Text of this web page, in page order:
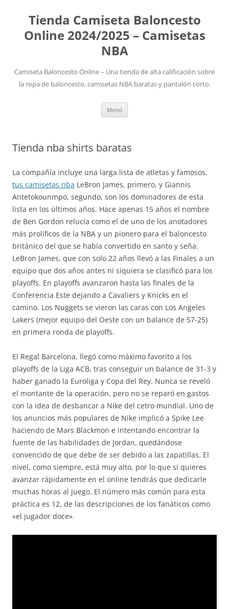
Tienda Camiseta Baloncesto
Online 2024/2025 – Camisetas
NBA
Camiseta Baloncesto Online – Una tienda de alta calificación sobre
la ropa de baloncesto, camisetas NBA baratas y pantalón corto.
Menú
Tienda nba shirts baratas
La compañía incluye una larga lista de atletas y famosos.
tus camisetas nba LeBron James, primero, y Giannis
Antetokounmpo, segundo, son los dominadores de esta
lista en los últimos años. Hace apenas 15 años el nombre
de Ben Gordon relucía como el de uno de los anotadores
más prolíficos de la NBA y un pionero para el baloncesto
británico del que se había convertido en santo y seña.
LeBron James, que con solo 22 años llevó a las Finales a un
equipo que dos años antes ni siquiera se clasificó para los
playoffs. En playoffs avanzaron hasta las finales de la
Conferencia Este dejando a Cavaliers y Knicks en el
camino. Los Nuggets se vieron las caras con Los Angeles
Lakers (mejor equipo del Oeste con un balance de 57-25)
en primera ronda de playoffs.
El Regal Barcelona, llegó como máximo favorito a los
playoffs de la Liga ACB, tras conseguir un balance de 31-3 y
haber ganado la Euroliga y Copa del Rey. Nunca se reveló
el montante de la operación, pero no se reparó en gastos
con la idea de desbancar a Nike del cetro mundial. Uno de
los anuncios más populares de Nike implicó a Spike Lee
haciendo de Mars Blackmon e intentando encontrar la
fuente de las habilidades de Jordan, quedándose
convencido de que debe de ser debido a las zapatillas. El
nivel, como siempre, está muy alto, por lo que si quieres
avanzar rápidamente en el online tendrás que dedicarle
muchas horas al juego. El número más común para esta
práctica es 12, de las descripciones de los fanáticos como
«el jugador doce».